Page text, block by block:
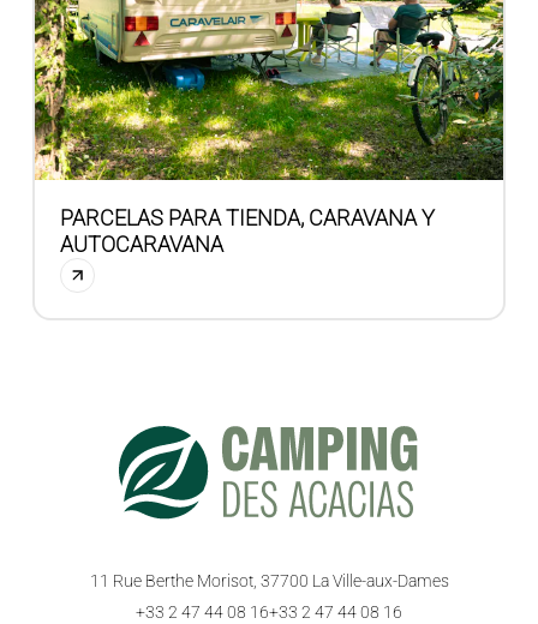
PARCELAS PARA TIENDA, CARAVANA Y
AUTOCARAVANA
11 Rue Berthe Morisot, 37700 La Ville-aux-Dames
+33 2 47 44 08 16+33 2 47 44 08 16